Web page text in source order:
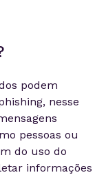
podem
nesse
pessoas ou
do uso do
informações